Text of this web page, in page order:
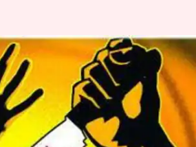
மாணவரை